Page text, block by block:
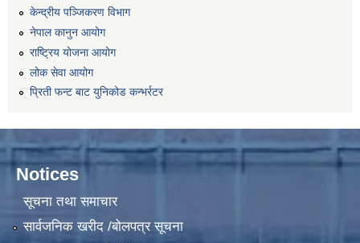
केन्द्रीय पञ्जिकरण विभाग
नेपाल कानुन आयोग
राष्ट्रिय योजना आयोग
लोक सेवा आयोग
प्रिती फन्ट बाट युनिकोड कन्भर्रटर
Notices
सूचना तथा समाचार
सार्वजनिक खरीद /बोलपत्र सूचना